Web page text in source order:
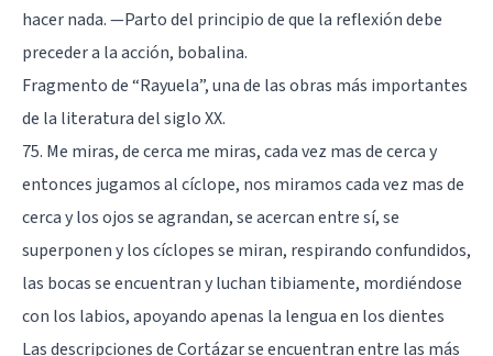
hacer nada. —Parto del principio de que la reflexión debe
preceder a la acción, bobalina.
Fragmento de “Rayuela”, una de las obras más importantes
de la literatura del siglo XX.
75. Me miras, de cerca me miras, cada vez mas de cerca y
entonces jugamos al cíclope, nos miramos cada vez mas de
cerca y los ojos se agrandan, se acercan entre sí, se
superponen y los cíclopes se miran, respirando confundidos,
las bocas se encuentran y luchan tibiamente, mordiéndose
con los labios, apoyando apenas la lengua en los dientes
Las descripciones de Cortázar se encuentran entre las más